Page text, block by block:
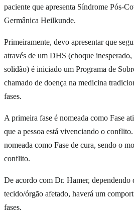
paciente que apresenta Síndrome Pós-
Germânica Heilkunde.
Primeiramente, devo apresentar que
através de um DHS (choque
solidão) é iniciado um Programa de
chamado de doença na medicina
fases.
A primeira fase é nomeada como Fase
que a pessoa está vivenciando o conflito.
nomeada como Fase de cura, sendo o
conflito.
De acordo com Dr. Hamer,
tecido/órgão afetado, haverá um
fases.